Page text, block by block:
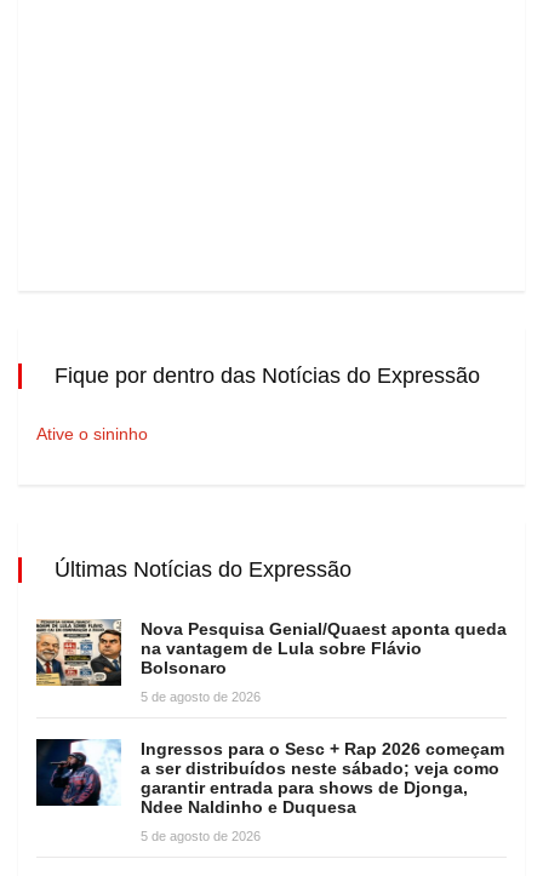
Fique por dentro das Notícias do Expressão
Ative o sininho
Últimas Notícias do Expressão
Nova Pesquisa Genial/Quaest aponta queda
na vantagem de Lula sobre Flávio
Bolsonaro
5 de agosto de 2026
Ingressos para o Sesc + Rap 2026 começam
a ser distribuídos neste sábado; veja como
garantir entrada para shows de Djonga,
Ndee Naldinho e Duquesa
5 de agosto de 2026